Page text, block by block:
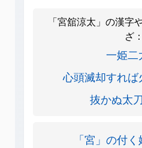
「宮舘涼太」の漢字
ざ：
一姫二
心頭滅却すれば
抜かぬ太
「宮」の付